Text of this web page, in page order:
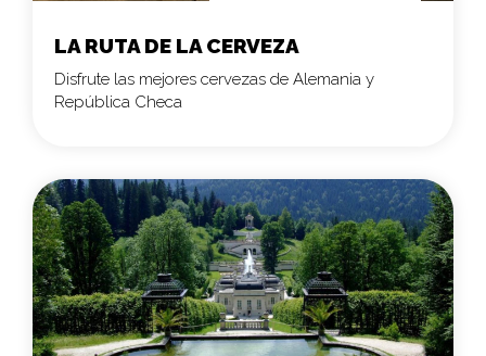
LA RUTA DE LA CERVEZA
Disfrute las mejores cervezas de Alemania y
República Checa